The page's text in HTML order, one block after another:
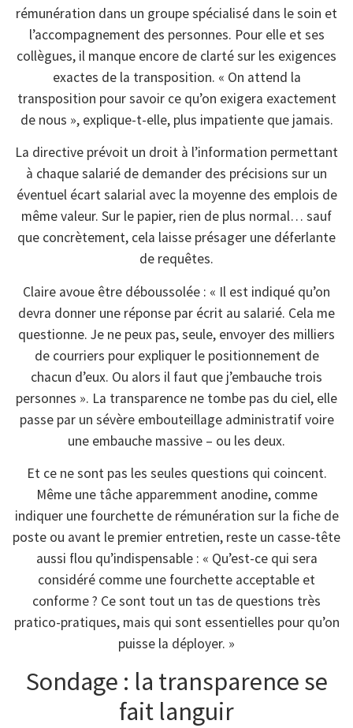
rémunération dans un groupe spécialisé dans le soin et
l’accompagnement des personnes. Pour elle et ses
collègues, il manque encore de clarté sur les exigences
exactes de la transposition. « On attend la
transposition pour savoir ce qu’on exigera exactement
de nous », explique-t-elle, plus impatiente que jamais.
La directive prévoit un droit à l’information permettant
à chaque salarié de demander des précisions sur un
éventuel écart salarial avec la moyenne des emplois de
même valeur. Sur le papier, rien de plus normal… sauf
que concrètement, cela laisse présager une déferlante
de requêtes.
Claire avoue être déboussolée : « Il est indiqué qu’on
devra donner une réponse par écrit au salarié. Cela me
questionne. Je ne peux pas, seule, envoyer des milliers
de courriers pour expliquer le positionnement de
chacun d’eux. Ou alors il faut que j’embauche trois
personnes ». La transparence ne tombe pas du ciel, elle
passe par un sévère embouteillage administratif voire
une embauche massive – ou les deux.
Et ce ne sont pas les seules questions qui coincent.
Même une tâche apparemment anodine, comme
indiquer une fourchette de rémunération sur la fiche de
poste ou avant le premier entretien, reste un casse-tête
aussi flou qu’indispensable : « Qu’est-ce qui sera
considéré comme une fourchette acceptable et
conforme ? Ce sont tout un tas de questions très
pratico-pratiques, mais qui sont essentielles pour qu’on
puisse la déployer. »
Sondage : la transparence se
fait languir